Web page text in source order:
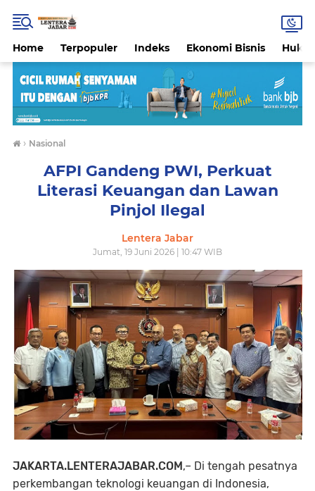
Home Terpopuler Indeks Ekonomi Bisnis
› Nasional
AFPI Gandeng PWI, Perkuat
Literasi Keuangan dan Lawan
Pinjol Ilegal
Lentera Jabar
Jumat, 19 Juni 2026 | 10:47 WIB
JAKARTA.LENTERAJABAR.COM,– Di tengah pesatnya
perkembangan teknologi keuangan di Indonesia,